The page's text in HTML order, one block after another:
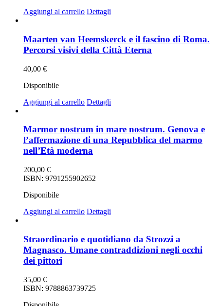
Aggiungi al carrello Dettagli
Maarten van Heemskerck e il fascino di Roma.
Percorsi visivi della Città Eterna
40,00 €
Disponibile
Aggiungi al carrello Dettagli
Marmor nostrum in mare nostrum. Genova e
l’affermazione di una Repubblica del marmo
nell’Età moderna
200,00 €
ISBN: 9791255902652
Disponibile
Aggiungi al carrello Dettagli
Straordinario e quotidiano da Strozzi a
Magnasco. Umane contraddizioni negli occhi
dei pittori
35,00 €
ISBN: 9788863739725